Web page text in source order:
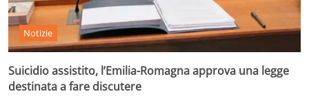
Notizie
Suicidio assistito, l’Emilia-Romagna approva una legge
destinata a fare discutere